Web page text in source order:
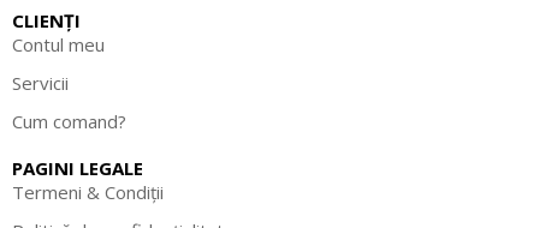
CLIENȚI
Contul meu
Servicii
Cum comand?
PAGINI LEGALE
Termeni & Condiții